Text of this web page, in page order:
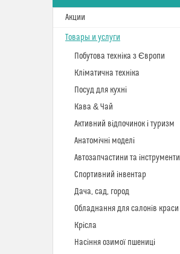
Акции
Товары и услуги
Побутова техніка з Європи
Кліматична техніка
Посуд для кухні
Кава & Чай
Активний відпочинок і туризм
Анатомічні моделі
Автозапчастини та інструменти
Спортивний інвентар
Дача, сад, город
Обладнання для салонів краси
Крісла
Насіння озимої пшениці